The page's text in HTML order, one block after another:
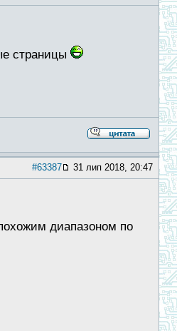
страницы
#63387 31 лип 2018, 20:47
диапазоном по